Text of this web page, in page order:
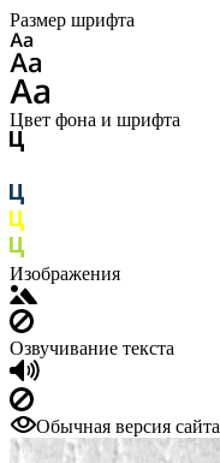
Размер шрифта
Цвет фона и шрифта
Изображения
Озвучивание текста
Обычная версия сайта